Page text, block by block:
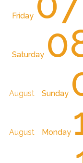
Friday
Saturday
August Sunday
August Monday